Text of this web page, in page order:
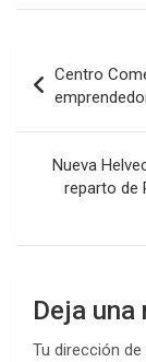
ce
o
o
k
tt
er
de
entradas
Centro
Nueva
reparto de
Deja
Tu dirección